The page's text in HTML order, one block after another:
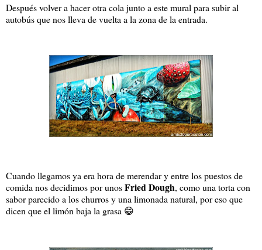
Después volver a hacer otra cola junto a este mural para subir al
autobús que nos lleva de vuelta a la zona de la entrada.
Cuando llegamos ya era hora de merendar y entre los puestos de
comida nos decidimos por unosFried Dough, como una torta con
sabor parecido a los churros y una limonada natural, por eso que
dicen que el limón baja la grasa 😁